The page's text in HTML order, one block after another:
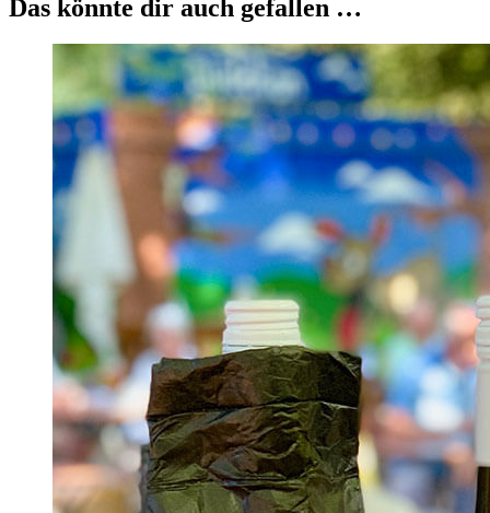
Das könnte dir auch gefallen …